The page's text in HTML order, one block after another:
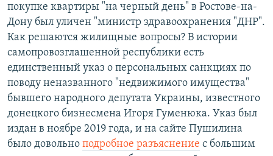
покупке квартиры "на черный день" в Ростове-на-
Дону был уличен "министр здравоохранения "ДНР".
Как решаются жилищные вопросы? В истории
самопровозглашенной республики есть
единственный указ о персональных санкциях по
поводу неназванного "недвижимого имущества"
бывшего народного депутата Украины, известного
донецкого бизнесмена Игоря Гуменюка. Указ был
издан в ноябре 2019 года, и на сайте Пушилина
было довольно подробное разъяснение с большим